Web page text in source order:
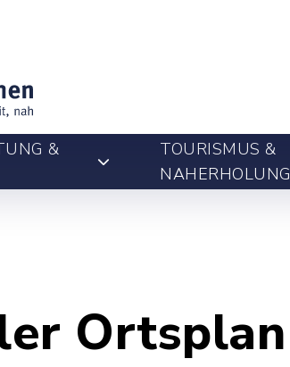
&
TOURISMUS &
NAHERHOLUNG
Ortsplan